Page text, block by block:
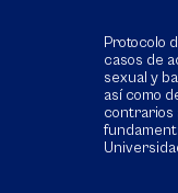
Protocolo
casos de
sexual y
así como
contrarios